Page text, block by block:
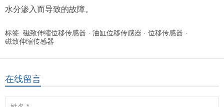
水分渗入而导致的故障。
标签: 磁致伸缩位移传感器 · 油缸位移传感器 · 位移传感器 ·
磁致伸缩传感器
在线留言